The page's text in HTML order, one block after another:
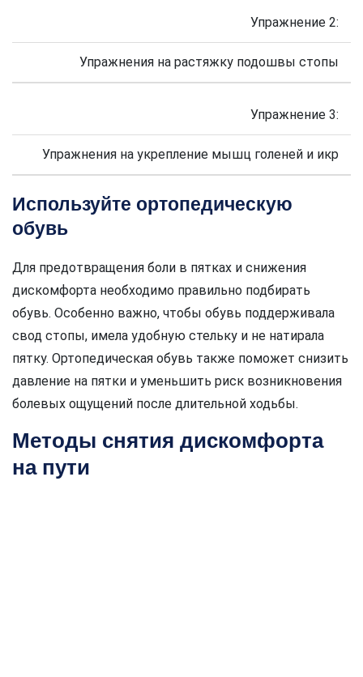
Упражнение 2:
Упражнения на растяжку подошвы стопы
Упражнение 3:
Упражнения на укрепление мышц голеней и икр
Используйте ортопедическую
обувь
Для предотвращения боли в пятках и снижения
дискомфорта необходимо правильно подбирать
обувь. Особенно важно, чтобы обувь поддерживала
свод стопы, имела удобную стельку и не натирала
пятку. Ортопедическая обувь также поможет снизить
давление на пятки и уменьшить риск возникновения
болевых ощущений после длительной ходьбы.
Методы снятия дискомфорта
на пути